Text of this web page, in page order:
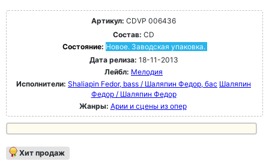
Артикул: CDVP 006436
Состав: CD
Состояние: Новое. Заводская упаковка.
Дата релиза: 18-11-2013
Лейбл: Мелодия
Исполнители: Shaliapin Fedor, bass / Шаляпин Федор, бас Шаляпин
Федор / Шаляпин Федор
Жанры: Арии и сцены из опер
Хит продаж